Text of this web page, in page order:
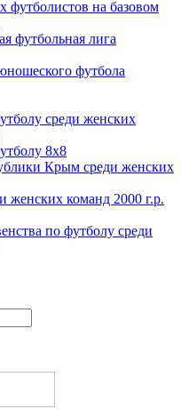
футболистов на базовом
футбольная лига
футбола
среди женских
8х8
Крым среди женских
женских команд 2000 г.р.
по футболу среди